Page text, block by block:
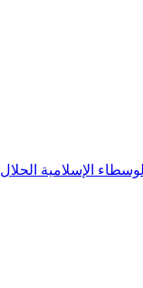
الإسلامية الحلال